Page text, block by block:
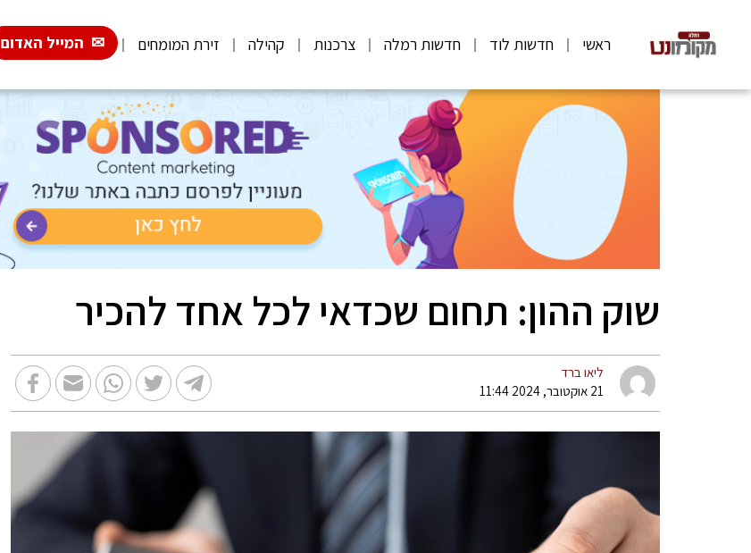
ראשי חדשות לוד חדשות רמלה צרכנות קהילה זירת המומחים המייל האדום
שוק ההון: תחום שכדאי לכל אחד להכיר
ליאו ברד
21 אוקטובר, 2024 11:44